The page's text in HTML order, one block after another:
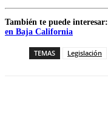
También te puede interesar:
en Baja California
TEMAS Legislación